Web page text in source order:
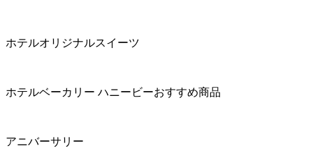
ホテルオリジナルスイーツ
ホテルベーカリー ハニービーおすすめ商品
アニバーサリー